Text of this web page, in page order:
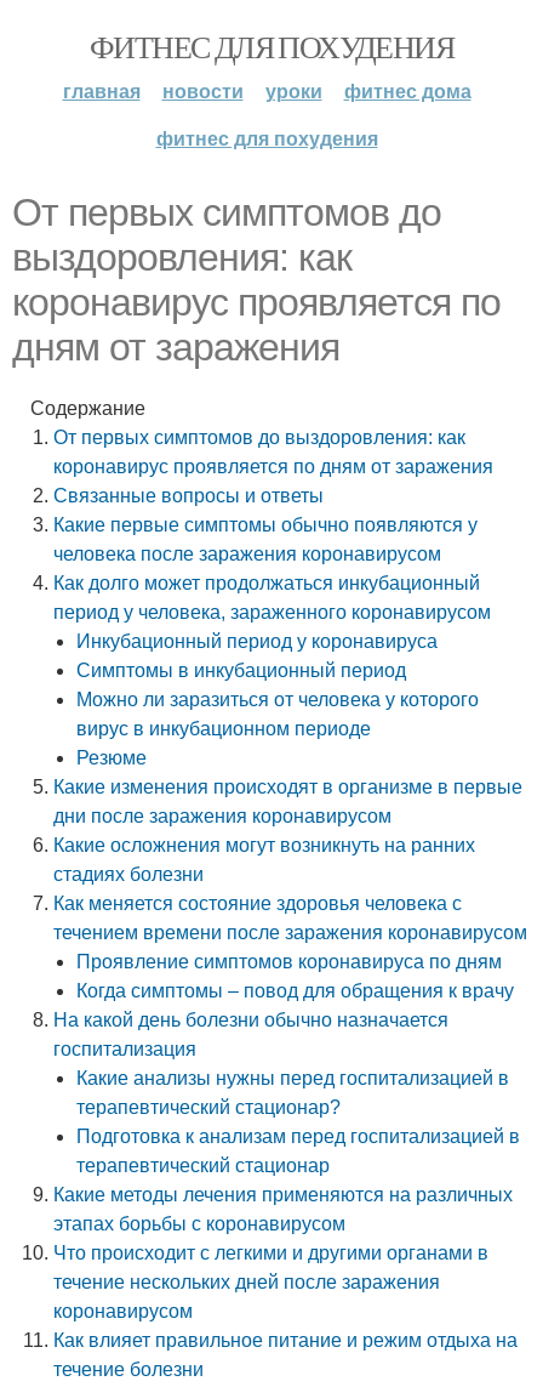
ФИТНЕС ДЛЯ ПОХУДЕНИЯ
главная новости уроки фитнес дома
фитнес для похудения
От первых симптомов до
выздоровления: как
коронавирус проявляется по
дням от заражения
Содержание
От первых симптомов до выздоровления: как
коронавирус проявляется по дням от заражения
Связанные вопросы и ответы
Какие первые симптомы обычно появляются у
человека после заражения коронавирусом
Как долго может продолжаться инкубационный
период у человека, зараженного коронавирусом
Инкубационный период у коронавируса
Симптомы в инкубационный период
Можно ли заразиться от человека у которого
вирус в инкубационном периоде
Резюме
Какие изменения происходят в организме в первые
дни после заражения коронавирусом
Какие осложнения могут возникнуть на ранних
стадиях болезни
Как меняется состояние здоровья человека с
течением времени после заражения коронавирусом
Проявление симптомов коронавируса по дням
Когда симптомы – повод для обращения к врачу
На какой день болезни обычно назначается
госпитализация
Какие анализы нужны перед госпитализацией в
терапевтический стационар?
Подготовка к анализам перед госпитализацией в
терапевтический стационар
Какие методы лечения применяются на различных
этапах борьбы с коронавирусом
Что происходит с легкими и другими органами в
течение нескольких дней после заражения
коронавирусом
Как влияет правильное питание и режим отдыха на
течение болезни